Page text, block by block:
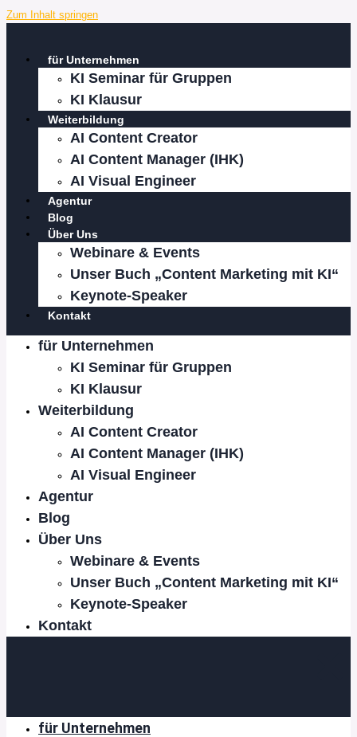
Zum Inhalt springen
für Unternehmen
KI Seminar für Gruppen
KI Klausur
Weiterbildung
AI Content Creator
AI Content Manager (IHK)
AI Visual Engineer
Agentur
Blog
Über Uns
Webinare & Events
Unser Buch „Content Marketing mit KI“
Keynote-Speaker
Kontakt
für Unternehmen
KI Seminar für Gruppen
KI Klausur
Weiterbildung
AI Content Creator
AI Content Manager (IHK)
AI Visual Engineer
Agentur
Blog
Über Uns
Webinare & Events
Unser Buch „Content Marketing mit KI“
Keynote-Speaker
Kontakt
für Unternehmen